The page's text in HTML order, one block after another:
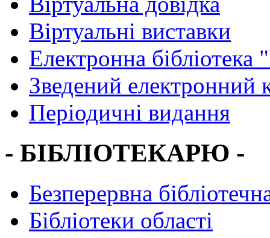
Віртуальні виставки
Електронна
Зведений електронний
Періодичні видання
- БІБЛІОТЕКАРЮ -
Безперервна
Бібліотеки області